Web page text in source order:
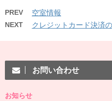
PREV 空室情報
NEXT クレジットカード決済
お問い合わせ
お知らせ